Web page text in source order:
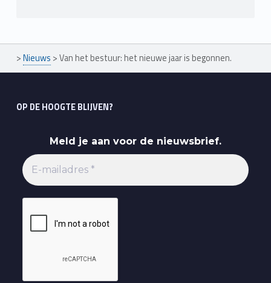
>Nieuws >Van het bestuur: het nieuwe jaar is begonnen.
OP DE HOOGTE BLIJVEN?
Meld je aan voor de nieuwsbrief.